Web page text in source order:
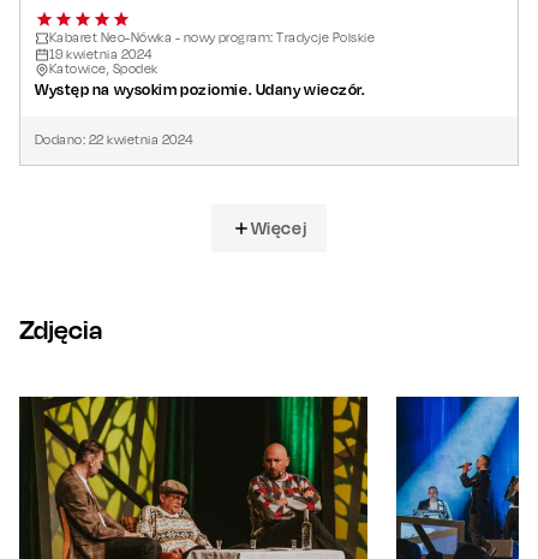
Kabaret Neo-Nówka - nowy program: Tradycje Polskie
19 kwietnia 2024
Katowice, Spodek
Występ na wysokim poziomie. Udany wieczór.
Dodano: 22 kwietnia 2024
Więcej
Zdjęcia